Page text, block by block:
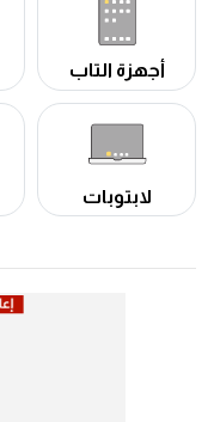
أجهزة التاب
لابتوبات